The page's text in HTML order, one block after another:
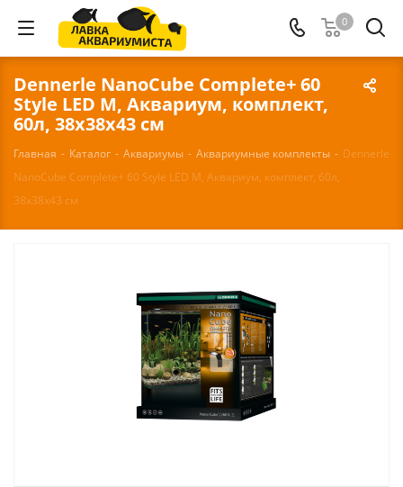
0
Dennerle NanoCube Complete+ 60
Style LED M, Аквариум, комплект,
60л, 38х38х43 см
Главная - Каталог - Аквариумы - Аквариумные комплекты - Dennerle
NanoCube Complete+ 60 Style LED M, Аквариум, комплект, 60л,
38х38х43 см